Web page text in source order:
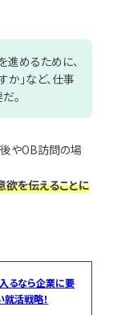
進めるために、
」など、仕事
。
やOB訪問の場
欲を伝えることに
るなら企業に要
活戦略！